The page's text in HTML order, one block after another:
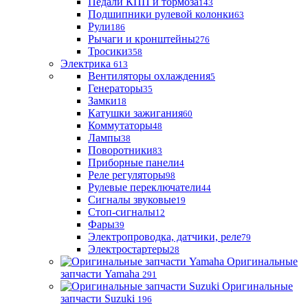
143
Подшипники рулевой колонки63
Рули186
Рычаги и кронштейны276
Тросики358
Электрика 613
Вентиляторы охлаждения5
Генераторы35
Замки18
Катушки зажигания60
Коммутаторы48
Лампы38
Поворотники83
Приборные панели4
Реле регуляторы98
Рулевые переключатели44
Сигналы звуковые19
Стоп-сигналы12
Фары39
Электропроводка, датчики, реле79
Электростартеры28
Оригинальные
запчасти Yamaha 291
Оригинальные
запчасти Suzuki 196